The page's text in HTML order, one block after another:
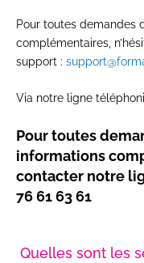
Pour toutes demandes
complémentaires,
support :
Via notre ligne
Pour toutes
informations
contacter notre
76 61 63 61
Quelles sont les